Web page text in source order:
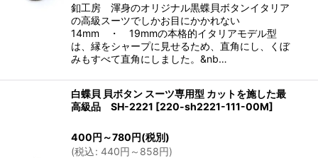
釦工房 渾身のオリジナル黒蝶貝ボタンイタリア
の高級スーツでしかお目にかかれない
14mm ・ 19mmの本格的イタリアモデル型
は、縁をシャープに見せるため、直角にし、くぼ
みもすべて直角にしました。&nb…
白蝶貝 貝ボタン スーツ専用型 カットを施した最
高級品 SH-2221 [220-sh2221-111-00M]
400円 ～780円(税別)
(税込: 440円 ～858円)